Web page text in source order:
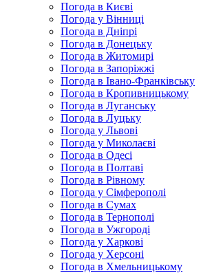
Погода в Києві
Погода у Вінниці
Погода в Дніпрі
Погода в Донецьку
Погода в Житомирі
Погода в Запоріжжі
Погода в Івано-Франківську
Погода в Кропивницькому
Погода в Луганську
Погода в Луцьку
Погода у Львові
Погода у Миколаєві
Погода в Одесі
Погода в Полтаві
Погода в Рівному
Погода у Сімферополі
Погода в Сумах
Погода в Тернополі
Погода в Ужгороді
Погода у Харкові
Погода у Херсоні
Погода в Хмельницькому